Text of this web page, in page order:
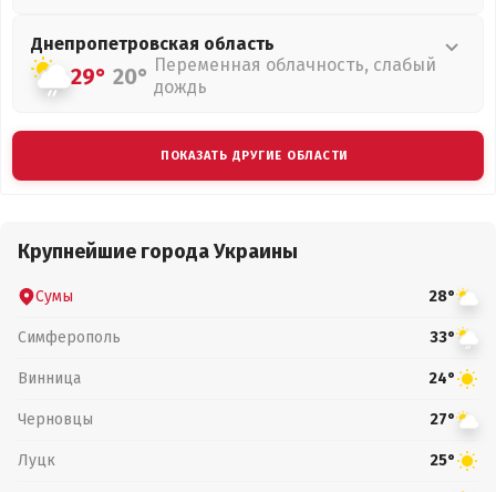
Днепропетровская область
29° 20° Переменная облачность, слабый
дождь
ПОКАЗАТЬ ДРУГИЕ ОБЛАСТИ
Крупнейшие города Украины
Сумы 28°
Симферополь 33°
Винница 24°
Черновцы 27°
Луцк 25°